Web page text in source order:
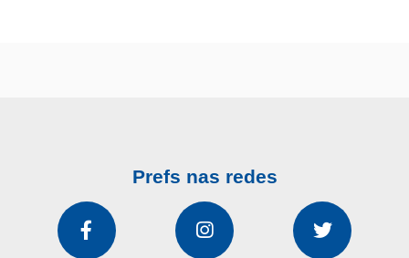
Prefs nas redes